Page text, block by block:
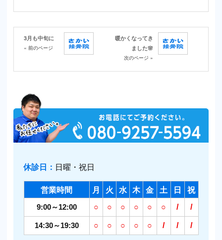
3月も中旬に
« 前のページ
暖かくなってき
ました🌸
次のページ »
休診日： 日曜・祝日
営業時間
月 火 水 木 金 土 日 祝
9:00～12:00 ○ ○ ○ ○ ○ ○ / /
14:30～19:30 ○ ○ ○ ○ ○ / / /